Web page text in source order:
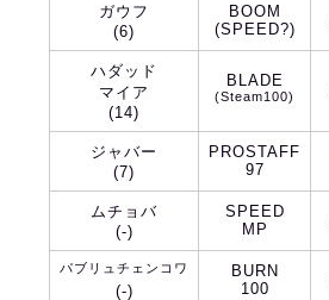
ガウフ
(6)
BOOM
(SPEED?)
ハダッド
マイア
(14)
BLADE
(Steam100)
ジャバー
(7)
PROSTAFF
97
ムチョバ
(-)
SPEED
MP
パブリュチェンコワ
(-)
BURN
100